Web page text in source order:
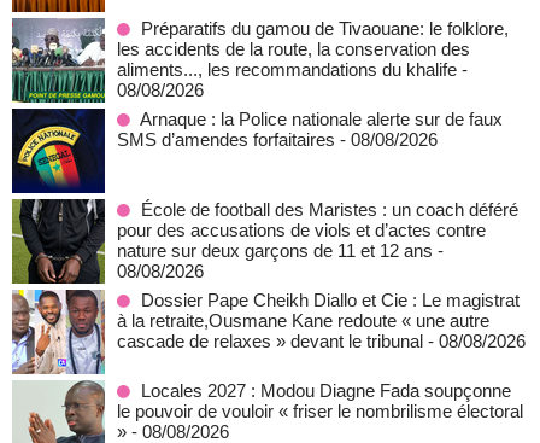
Préparatifs du gamou de Tivaouane: le folklore,
les accidents de la route, la conservation des
aliments..., les recommandations du khalife -
08/08/2026
Arnaque : la Police nationale alerte sur de faux
SMS d’amendes forfaitaires - 08/08/2026
École de football des Maristes : un coach déféré
pour des accusations de viols et d’actes contre
nature sur deux garçons de 11 et 12 ans -
08/08/2026
Dossier Pape Cheikh Diallo et Cie : Le magistrat
à la retraite,Ousmane Kane redoute « une autre
cascade de relaxes » devant le tribunal - 08/08/2026
Locales 2027 : Modou Diagne Fada soupçonne
le pouvoir de vouloir « friser le nombrilisme électoral
» - 08/08/2026